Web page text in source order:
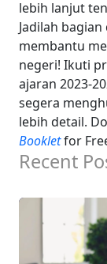
lebih lanjut
Jadilah bagian
membantu
negeri! Ikuti
ajaran 2023-
segera
lebih detail.
Bookletfor
Recent